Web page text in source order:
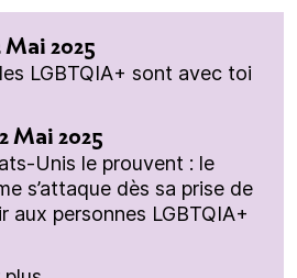
Mai 2025
LGBTQIA+ sont avec toi
Mai 2025
Unis le prouvent : le
s’attaque dès sa prise de
aux personnes LGBTQIA+